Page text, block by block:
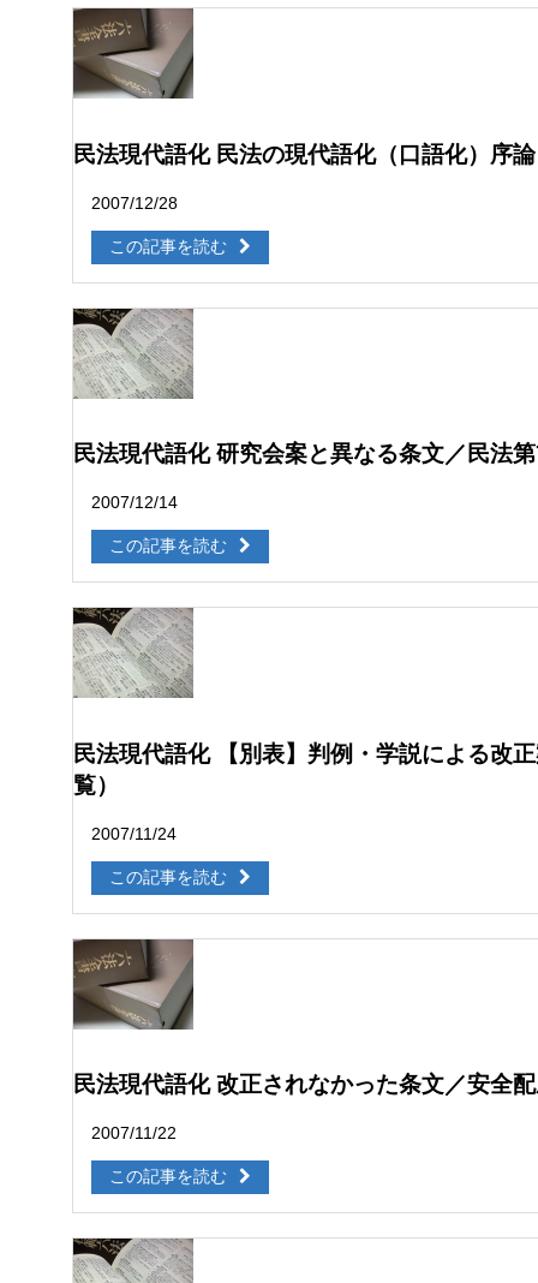
民法現代語化 民法の現代語化（口語化）序論
2007/12/28
この記事を読む
民法現代語化 研究会案と異なる条文／民法
2007/12/14
この記事を読む
民法現代語化 【別表】判例・学説による改
覧）
2007/11/24
この記事を読む
民法現代語化 改正されなかった条文／安全
2007/11/22
この記事を読む